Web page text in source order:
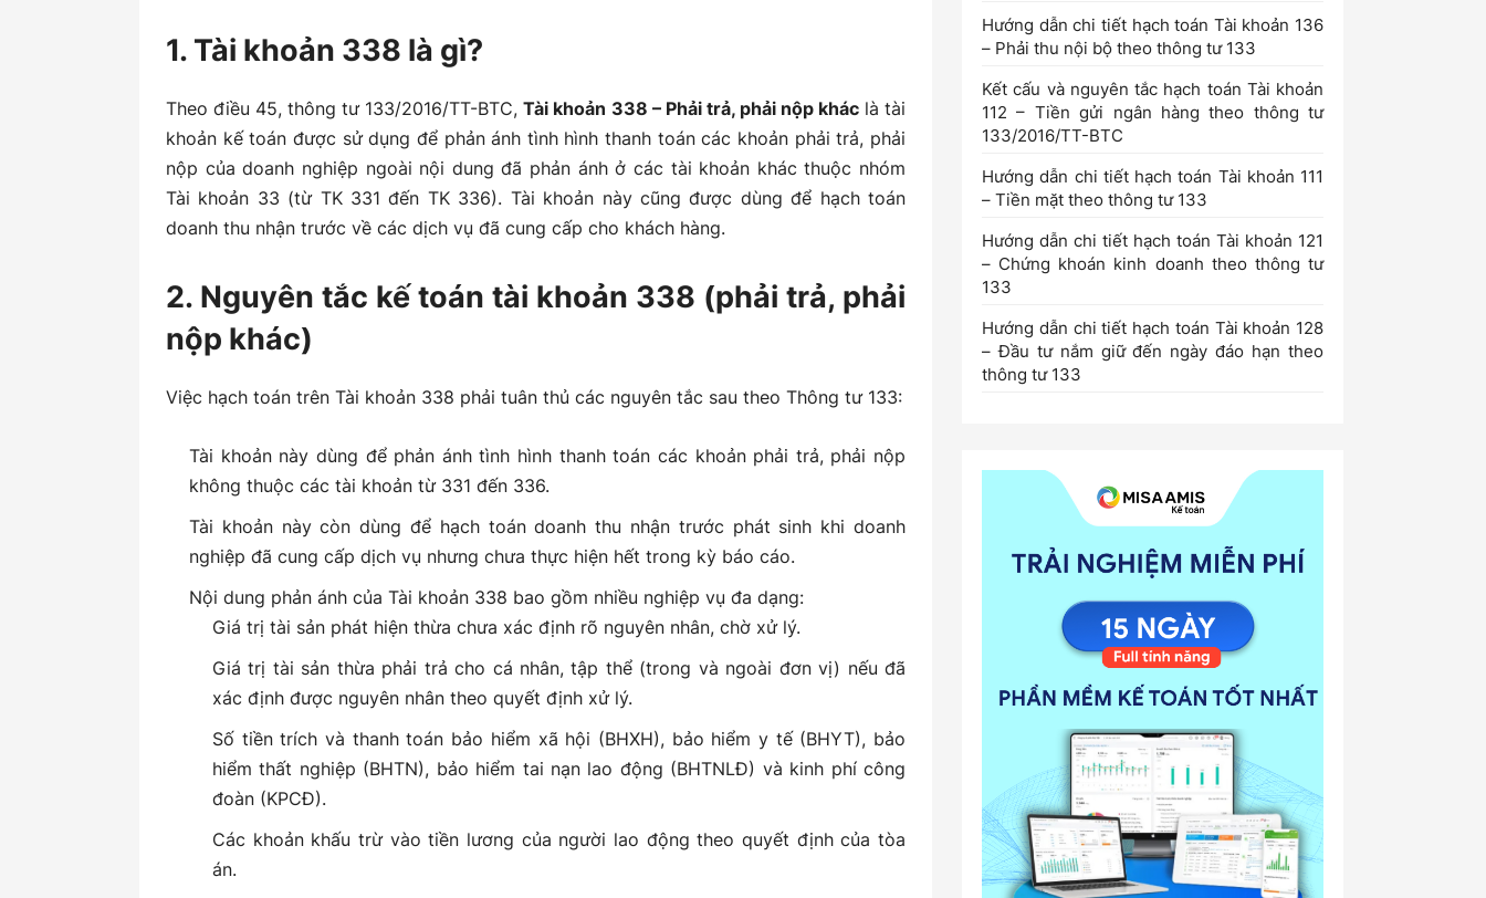
5.1. Trường hợp phát hiện tài sản thừa chưa xác định rõ nguyên nhân chờ xử lý:
5.2. Trích và nộp BHXH, BHYT, BHTN, BHTNLĐ, KPCĐ:
5.3. Hạch toán trường hợp bán hàng trả chậm, trả góp:
5.4. Hoàn trả tiền ký quỹ, ký cược:
5.6. Đánh giá lại số dư cuối kỳ các khoản phải trả, phải nộp khác có gốc ngoại tệ:
6. Lưu ý cho kế toán về tài khoản 338
Kết luận
1. Tài khoản 338 là gì?
Theo điều 45, thông tư 133/2016/TT-BTC,Tài khoản 338 – Phải trả, phải nộp kháclà tài
khoản kế toán được sử dụng để phản ánh tình hình thanh toán các khoản phải trả, phải
nộp của doanh nghiệp ngoài nội dung đã phản ánh ở các tài khoản khác thuộc nhóm
Tài khoản 33 (từ TK 331 đến TK 336). Tài khoản này cũng được dùng để hạch toán
doanh thu nhận trước về các dịch vụ đã cung cấp cho khách hàng.
2. Nguyên tắc kế toán tài khoản 338 (phải trả, phải
nộp khác)
Việc hạch toán trên Tài khoản 338 phải tuân thủ các nguyên tắc sau theo Thông tư 133:
Tài khoản này dùng để phản ánh tình hình thanh toán các khoản phải trả, phải nộp
không thuộc các tài khoản từ 331 đến 336.
Tài khoản này còn dùng để hạch toán doanh thu nhận trước phát sinh khi doanh
nghiệp đã cung cấp dịch vụ nhưng chưa thực hiện hết trong kỳ báo cáo.
Nội dung phản ánh của Tài khoản 338 bao gồm nhiều nghiệp vụ đa dạng:
Giá trị tài sản phát hiện thừa chưa xác định rõ nguyên nhân, chờ xử lý.
Giá trị tài sản thừa phải trả cho cá nhân, tập thể (trong và ngoài đơn vị) nếu đã
xác định được nguyên nhân theo quyết định xử lý.
Số tiền trích và thanh toán bảo hiểm xã hội (BHXH), bảo hiểm y tế (BHYT), bảo
hiểm thất nghiệp (BHTN), bảo hiểm tai nạn lao động (BHTNLĐ) và kinh phí công
đoàn (KPCĐ).
Các khoản khấu trừ vào tiền lương của người lao động theo quyết định của tòa
án.
Hướng dẫn chi tiết hạch toán Tài khoản 136
– Phải thu nội bộ theo thông tư 133
Kết cấu và nguyên tắc hạch toán Tài khoản
112 – Tiền gửi ngân hàng theo thông tư
133/2016/TT-BTC
Hướng dẫn chi tiết hạch toán Tài khoản 111
– Tiền mặt theo thông tư 133
Hướng dẫn chi tiết hạch toán Tài khoản 121
– Chứng khoán kinh doanh theo thông tư
133
Hướng dẫn chi tiết hạch toán Tài khoản 128
– Đầu tư nắm giữ đến ngày đáo hạn theo
thông tư 133